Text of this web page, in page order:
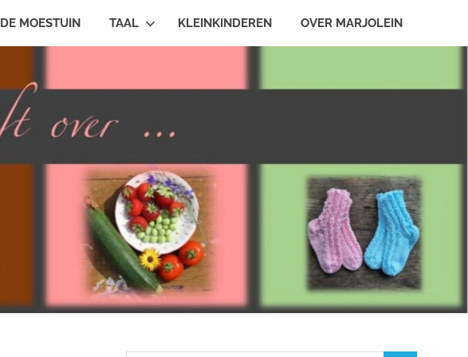
DE MOESTUIN TAAL KLEINKINDEREN OVER MARJOLEIN